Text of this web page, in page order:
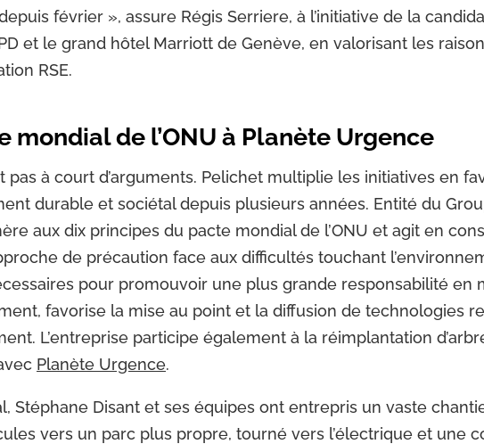
février », assure Régis Serriere, à l’initiative de la
et le grand hôtel Marriott de Genève, en valorisant les
RSE.
mondial de l’ONU à Planète Urgence
pas à court d’arguments. Pelichet multiplie les initiatives en
durable et sociétal depuis plusieurs années. Entité du
aux dix principes du pacte mondial de l’ONU et agit en
de précaution face aux difficultés touchant
pour promouvoir une plus grande responsabilité en
favorise la mise au point et la diffusion de technologies
L’entreprise participe également à la réimplantation
Planète Urgence.
Stéphane Disant et ses équipes ont entrepris un vaste
vers un parc plus propre, tourné vers l’électrique et une